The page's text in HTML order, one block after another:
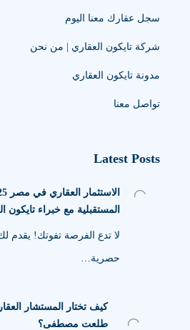
سجل عقارك معنا اليوم
شركة تايكون العقاري | من نحن
مدونة تايكون العقاري
تواصل معنا
Latest Posts
المستقبلية مع خبراء تايكون
لا تدع الفرصة تفوتك! يقدم
حصرية…
كيف تختار المستشار
طلعت مصطفى؟